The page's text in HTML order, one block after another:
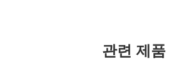
관련 제품